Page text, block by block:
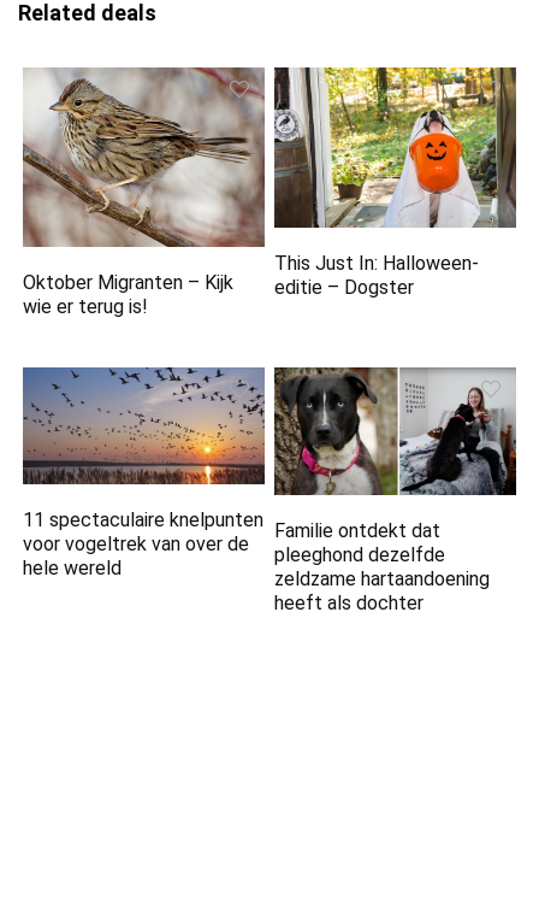
Related deals
Oktober Migranten – Kijk
wie er terug is!
This Just In: Halloween-
editie – Dogster
11 spectaculaire knelpunten
voor vogeltrek van over de
hele wereld
Familie ontdekt dat
pleeghond dezelfde
zeldzame hartaandoening
heeft als dochter